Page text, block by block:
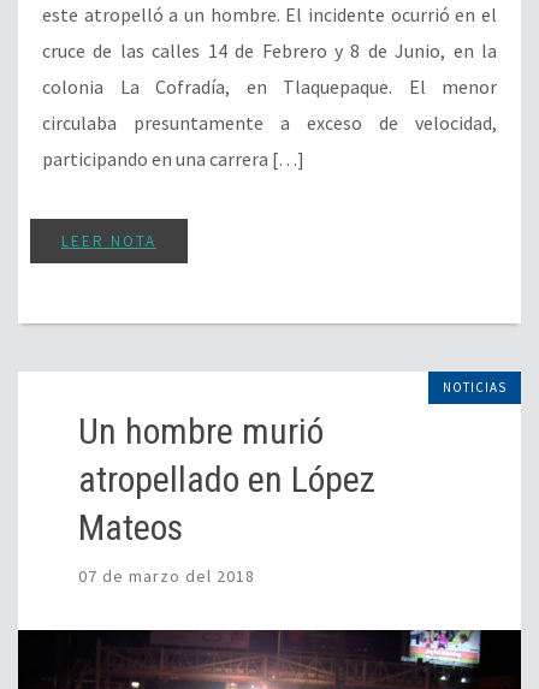
este atropelló a un hombre. El incidente ocurrió en el
cruce de las calles 14 de Febrero y 8 de Junio, en la
colonia La Cofradía, en Tlaquepaque. El menor
circulaba presuntamente a exceso de velocidad,
participando en una carrera […]
LEER NOTA
NOTICIAS
Un hombre murió
atropellado en López
Mateos
07 de marzo del 2018